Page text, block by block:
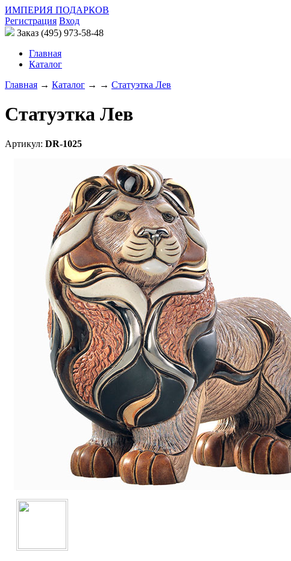
ИМПЕРИЯ ПОДАРКОВ
Регистрация Вход
Заказ (495) 973-58-48
Главная
Каталог
Главная → Каталог → → Статуэтка Лев
Статуэтка Лев
Артикул: DR-1025